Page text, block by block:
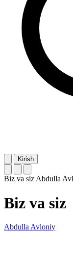
Kirish
Biz va sizAbdulla
Biz va siz
Abdulla Avloniy